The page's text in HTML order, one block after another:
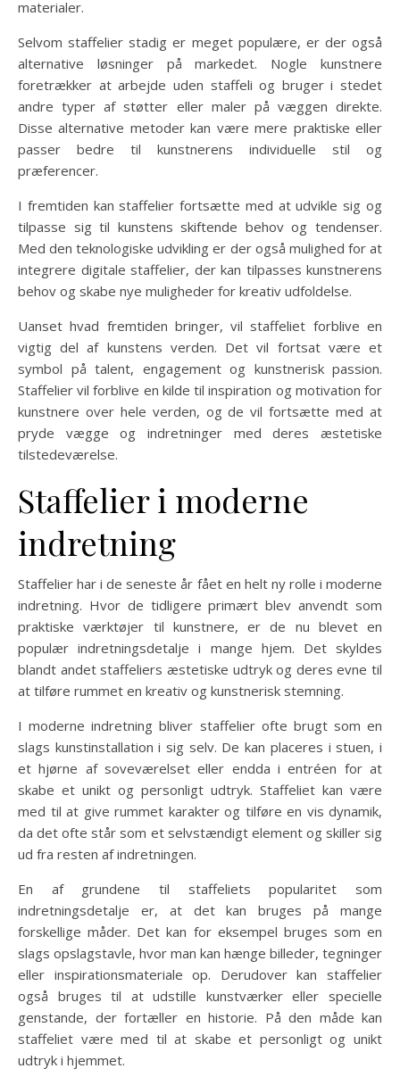
materialer.
Selvom staffelier stadig er meget populære, er der også
alternative løsninger på markedet. Nogle kunstnere
foretrækker at arbejde uden staffeli og bruger i stedet
andre typer af støtter eller maler på væggen direkte.
Disse alternative metoder kan være mere praktiske eller
passer bedre til kunstnerens individuelle stil og
præferencer.
I fremtiden kan staffelier fortsætte med at udvikle sig og
tilpasse sig til kunstens skiftende behov og tendenser.
Med den teknologiske udvikling er der også mulighed for at
integrere digitale staffelier, der kan tilpasses kunstnerens
behov og skabe nye muligheder for kreativ udfoldelse.
Uanset hvad fremtiden bringer, vil staffeliet forblive en
vigtig del af kunstens verden. Det vil fortsat være et
symbol på talent, engagement og kunstnerisk passion.
Staffelier vil forblive en kilde til inspiration og motivation for
kunstnere over hele verden, og de vil fortsætte med at
pryde vægge og indretninger med deres æstetiske
tilstedeværelse.
Staffelier i moderne
indretning
Staffelier har i de seneste år fået en helt ny rolle i moderne
indretning. Hvor de tidligere primært blev anvendt som
praktiske værktøjer til kunstnere, er de nu blevet en
populær indretningsdetalje i mange hjem. Det skyldes
blandt andet staffeliers æstetiske udtryk og deres evne til
at tilføre rummet en kreativ og kunstnerisk stemning.
I moderne indretning bliver staffelier ofte brugt som en
slags kunstinstallation i sig selv. De kan placeres i stuen, i
et hjørne af soveværelset eller endda i entréen for at
skabe et unikt og personligt udtryk. Staffeliet kan være
med til at give rummet karakter og tilføre en vis dynamik,
da det ofte står som et selvstændigt element og skiller sig
ud fra resten af indretningen.
En af grundene til staffeliets popularitet som
indretningsdetalje er, at det kan bruges på mange
forskellige måder. Det kan for eksempel bruges som en
slags opslagstavle, hvor man kan hænge billeder, tegninger
eller inspirationsmateriale op. Derudover kan staffelier
også bruges til at udstille kunstværker eller specielle
genstande, der fortæller en historie. På den måde kan
staffeliet være med til at skabe et personligt og unikt
udtryk i hjemmet.